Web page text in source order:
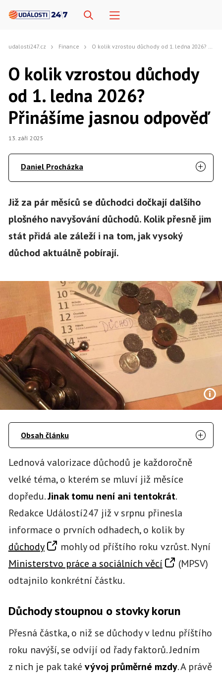
udalosti247.cz Finance O kolik vzrostou důchody od 1. ledna 2026? Přinášíme jasnou odpověď
O kolik vzrostou důchody
od 1. ledna 2026?
Přinášíme jasnou odpověď
13. září 2025
Daniel Procházka
Již za pár měsíců se důchodci dočkají dalšího
plošného navyšování důchodů. Kolik přesně jim
stát přidá ale záleží i na tom, jak vysoký
důchod aktuálně pobírají.
Obsah článku
Lednová valorizace důchodů je každoročně
velké téma, o kterém se mluví již měsíce
dopředu.Jinak tomu není ani tentokrát.
Redakce Událostí247 již v srpnu přinesla
informace o prvních odhadech, o kolik by
důchody
mohly od příštího roku vzrůst. Nyní
Ministerstvo práce a sociálních věcí
(MPSV)
odtajnilo konkrétní částku.
Důchody stoupnou o stovky korun
Přesná částka, o niž se důchody v lednu příštího
roku navýší, se odvíjí od řady faktorů. Jedním
z nich je pak také vývoj průměrné mzdy. A právě